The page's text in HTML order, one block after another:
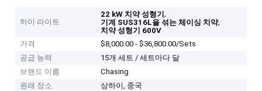
하이 라이트
22 kW 치약 성형기,
기계 SUS316L을 섞는 체이싱 치약,
치약 성형기 600V
가격
$8,000.00 - $36,800.00/Sets
공급 능력
15개 세트 / 세트마다 달
브랜드 이름
Chasing
원래 장소
상하이, 중국